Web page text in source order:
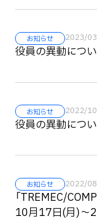
お知らせ 2023/
役員の異動につ
お知らせ 2022/
役員の異動につ
お知らせ 2022/
「TREMEC/
10月17日(月)～